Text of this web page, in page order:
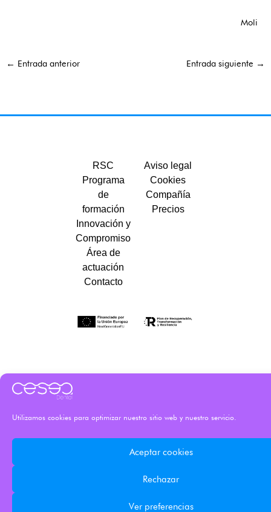
Utilizamos cookies para optimizar nuestro sitio web y nuestro servicio.
Aceptar cookies
Rechazar
Ver preferencias
Moli
← Entrada anterior Entrada siguiente →
RSC
Programa
de
formación
Innovación y
Compromiso
Área de
actuación
Contacto
Aviso legal
Cookies
Compañía
Precios